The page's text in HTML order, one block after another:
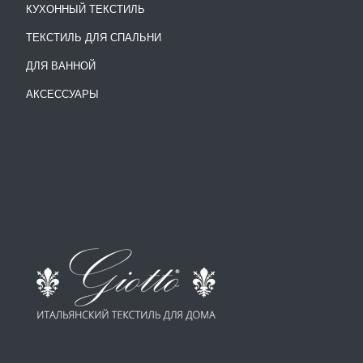
КУХОННЫЙ ТЕКСТИЛЬ
ТЕКСТИЛЬ ДЛЯ СПАЛЬНИ
ДЛЯ ВАННОЙ
АКСЕССУАРЫ